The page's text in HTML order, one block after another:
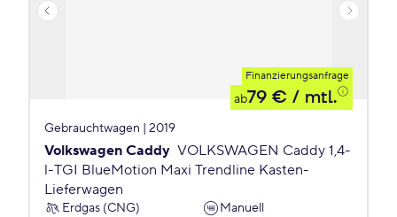
Finanzierungsanfrage
ab79 € / mtl.
Gebrauchtwagen | 2019
Volkswagen Caddy VOLKSWAGEN Caddy 1,4-
l-TGI BlueMotion Maxi Trendline Kasten-
Lieferwagen
Erdgas (CNG)
Manuell